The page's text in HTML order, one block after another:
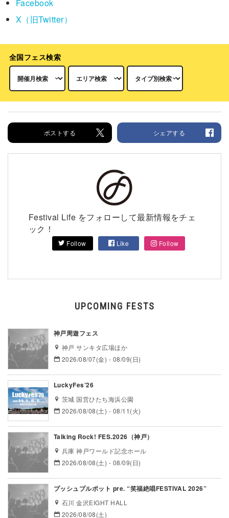
Facebook
X（旧Twitter）
全国フェス検索
ポストする シェアする
Festival Life をフォローして最新情報をチェ
ック！
Follow Like Follow
UPCOMING FESTS
神戸周遊フェス
神戸 サンキタ広場ほか
2026/08/07(金) - 08/09(日)
LuckyFes’26
茨城 国営ひたち海浜公園
2026/08/08(土) - 08/11(火)
Talking Rock! FES.2026（神戸）
兵庫 神戸ワールド記念ホール
2026/08/08(土) - 08/09(日)
プッシュプルポット pre. “笑福絶唱FESTIVAL 2026”
石川 金沢EIGHT HALL
2026/08/08(土)